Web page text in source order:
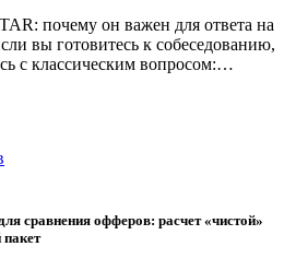
почему он важен для ответа на
вы готовитесь к собеседованию,
с классическим вопросом:…
сравнения офферов: расчет «чистой»